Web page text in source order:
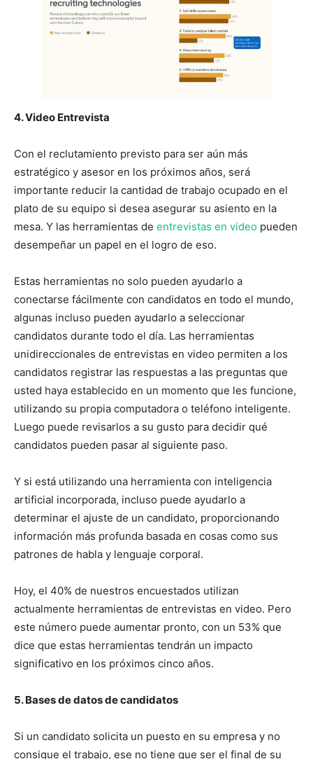
4. Video Entrevista
Con el reclutamiento previsto para ser aún más
estratégico y asesor en los próximos años, será
importante reducir la cantidad de trabajo ocupado en el
plato de su equipo si desea asegurar su asiento en la
mesa. Y las herramientas de entrevistas en video pueden
desempeñar un papel en el logro de eso.
Estas herramientas no solo pueden ayudarlo a
conectarse fácilmente con candidatos en todo el mundo,
algunas incluso pueden ayudarlo a seleccionar
candidatos durante todo el día. Las herramientas
unidireccionales de entrevistas en video permiten a los
candidatos registrar las respuestas a las preguntas que
usted haya establecido en un momento que les funcione,
utilizando su propia computadora o teléfono inteligente.
Luego puede revisarlos a su gusto para decidir qué
candidatos pueden pasar al siguiente paso.
Y si está utilizando una herramienta con inteligencia
artificial incorporada, incluso puede ayudarlo a
determinar el ajuste de un candidato, proporcionando
información más profunda basada en cosas como sus
patrones de habla y lenguaje corporal.
Hoy, el 40% de nuestros encuestados utilizan
actualmente herramientas de entrevistas en video. Pero
este número puede aumentar pronto, con un 53% que
dice que estas herramientas tendrán un impacto
significativo en los próximos cinco años.
5. Bases de datos de candidatos
Si un candidato solicita un puesto en su empresa y no
consigue el trabajo, ese no tiene que ser el final de su